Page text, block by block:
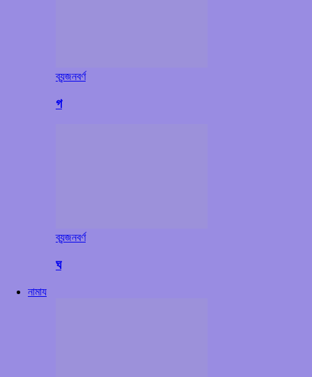
ব্যন্জনবর্ণ
গ
ব্যন্জনবর্ণ
ঘ
নামায